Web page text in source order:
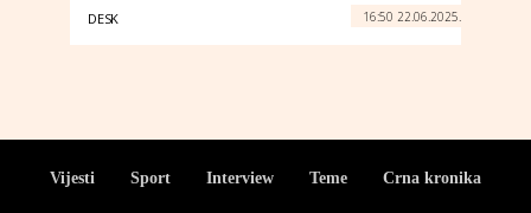
DESK 16:50 22.06.2025.
Vijesti Sport Interview Teme Crna kronika